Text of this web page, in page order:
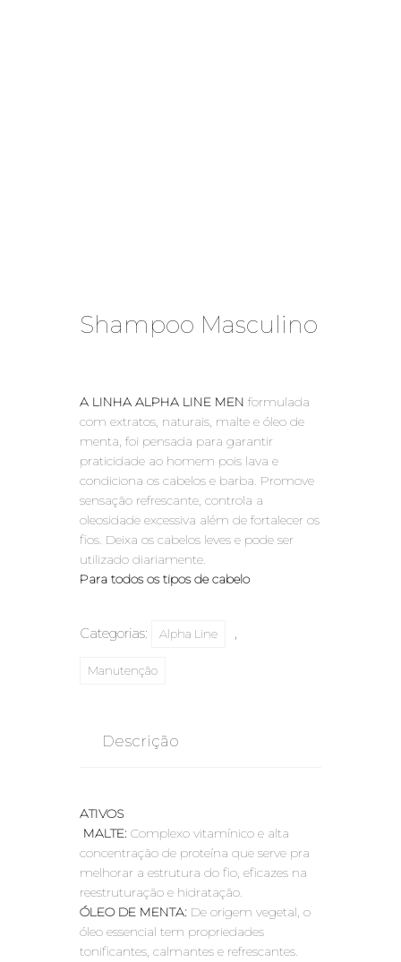
Shampoo Masculino
A LINHA ALPHA LINE MEN formulada
com extratos, naturais, malte e óleo de
menta, foi pensada para garantir
praticidade ao homem pois lava e
condiciona os cabelos e barba. Promove
sensação refrescante, controla a
oleosidade excessiva além de fortalecer os
fios. Deixa os cabelos leves e pode ser
utilizado diariamente.
Para todos os tipos de cabelo
Categorias: Alpha Line ,
Manutenção
Descrição
ATIVOS
MALTE: Complexo vitamínico e alta
concentração de proteína que serve pra
melhorar a estrutura do fio, eficazes na
reestruturação e hidratação.
ÓLEO DE MENTA: De origem vegetal, o
óleo essencial tem propriedades
tonificantes, calmantes e refrescantes.